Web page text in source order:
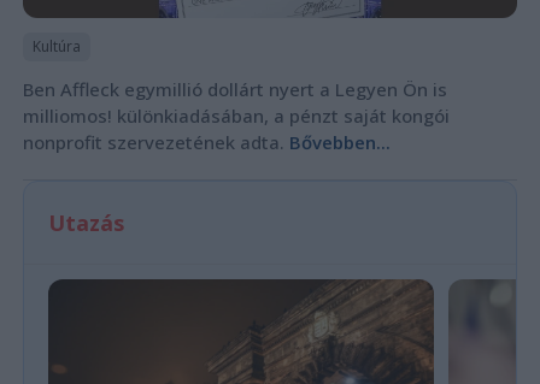
Kultúra
Ben Affleck egymillió dollárt nyert a Legyen Ön is
milliomos! különkiadásában, a pénzt saját kongói
nonprofit szervezetének adta. Bővebben...
Utazás